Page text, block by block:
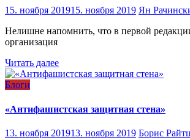
15. ноября 201915. ноября 2019 Ян
Нелишне напомнить, что в первой
организация
Читать далее
Блоги
«Антифашистская защитная стена»
13. ноября 201913. ноября 2019 Борис